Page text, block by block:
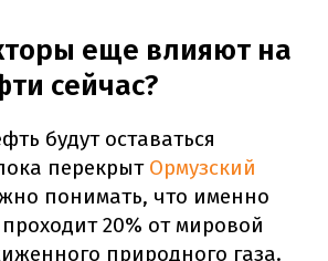
еще влияют на
сейчас?
будут оставаться
перекрыт Ормузский
понимать, что именно
20% от мировой
природного газа.